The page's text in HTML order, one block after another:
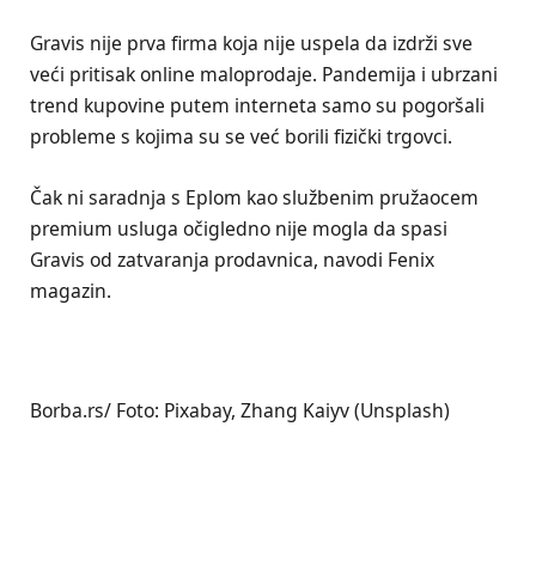
Gravis nije prva firma koja nije uspela da izdrži sve
veći pritisak online maloprodaje. Pandemija i ubrzani
trend kupovine putem interneta samo su pogoršali
probleme s kojima su se već borili fizički trgovci.
Čak ni saradnja s Eplom kao službenim pružaocem
premium usluga očigledno nije mogla da spasi
Gravis od zatvaranja prodavnica, navodi Fenix
magazin.
Borba.rs/ Foto: Pixabay, Zhang Kaiyv (Unsplash)